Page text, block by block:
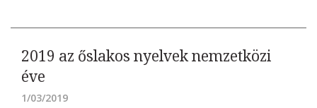
2019 az őslakos nyelvek nemzetközi
éve
1/03/2019